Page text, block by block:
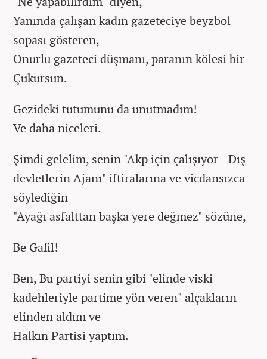
Yanında çalışan kadın gazeteciye beyzbol
sopası gösteren,
Onurlu gazeteci düşmanı, paranın kölesi bir
Çukursun.
Gezideki tutumunu da unutmadım!
Ve daha niceleri.
Şimdi gelelim, senin "Akp için çalışıyor - Dış
devletlerin Ajanı" iftiralarına ve vicdansızca
söylediğin
"Ayağı asfalttan başka yere değmez" sözüne,
Be Gafil!
Ben, Bu partiyi senin gibi "elinde viski
kadehleriyle partime yön veren" alçakların
elinden aldım ve
Halkın Partisi yaptım.